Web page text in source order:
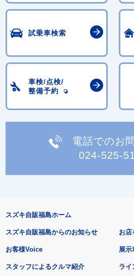
試乗車検索
車検/点検/
整備予約
電話でのお
024-525-
スズキ自販福島ホーム
スズキ自販福島からのお知らせ
お客様Voice
スタッフによるクルマ紹介
お店
展示
ライ